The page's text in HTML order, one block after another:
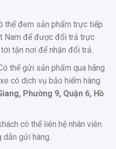
thể đem sản phẩm trực tiếp
Nam để được đổi trả trực
tận nơi để nhận đổi trả.
thể gửi sản phẩm qua hãng
có dịch vụ bảo hiểm hàng
Phường 9, Quận 6, Hồ
có thể liên hệ nhân viên
gửi hàng.